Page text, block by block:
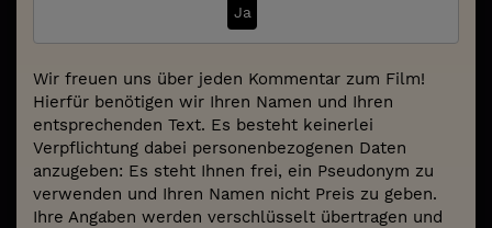
Ja
Wir freuen uns über jeden Kommentar zum Film!
Hierfür benötigen wir Ihren Namen und Ihren
entsprechenden Text. Es besteht keinerlei
Verpflichtung dabei personenbezogenen Daten
anzugeben: Es steht Ihnen frei, ein Pseudonym zu
verwenden und Ihren Namen nicht Preis zu geben.
Ihre Angaben werden verschlüsselt übertragen und